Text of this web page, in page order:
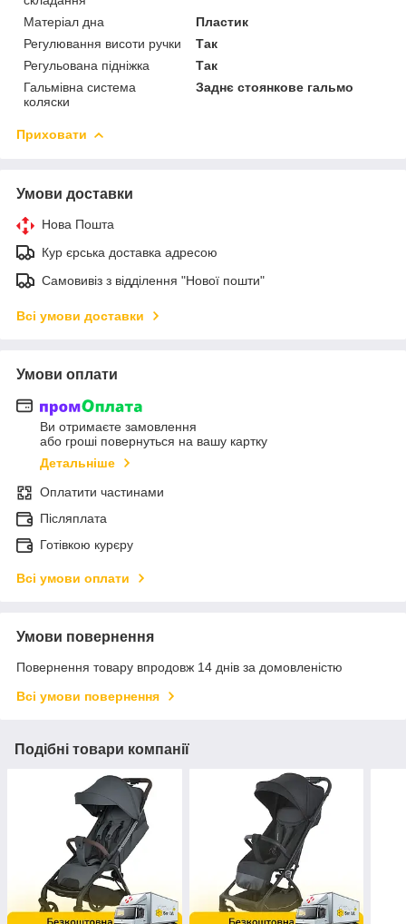
Матеріал дна
Пластик
Регулювання висоти ручки
Так
Регульована підніжка
Так
Гальмівна система
коляски
Заднє стоянкове гальмо
Приховати
Умови доставки
Нова Пошта
Кур єрська доставка адресою
Самовивіз з відділення "Нової пошти"
Всі умови доставки
Умови оплати
Ви отримаєте замовлення
або гроші повернуться на вашу картку
Детальніше
Оплатити частинами
Післяплата
Готівкою курєру
Всі умови оплати
Умови повернення
Повернення товару впродовж 14 днів за домовленістю
Всі умови повернення
Подібні товари компанії